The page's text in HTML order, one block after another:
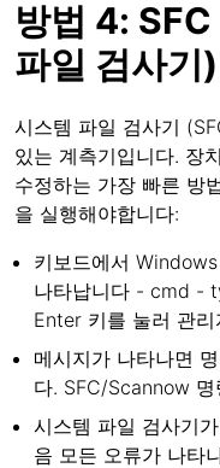
방법 4:
파일 검사기)
시스템 파일 검사기
있는 계측기입니다. 장
수정하는 가장 빠른 방
을 실행해야합니다:
키보드에서
나타납니다 - cmd -
Enter 키를 눌러 관
메시지가 나타나면
다. SFC/Scannow
시스템 파일 검사기
음 모든 오류가 나타